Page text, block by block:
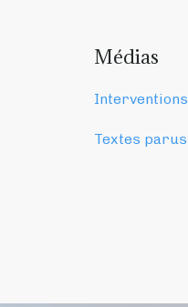
Médias
Interventions
Textes parus